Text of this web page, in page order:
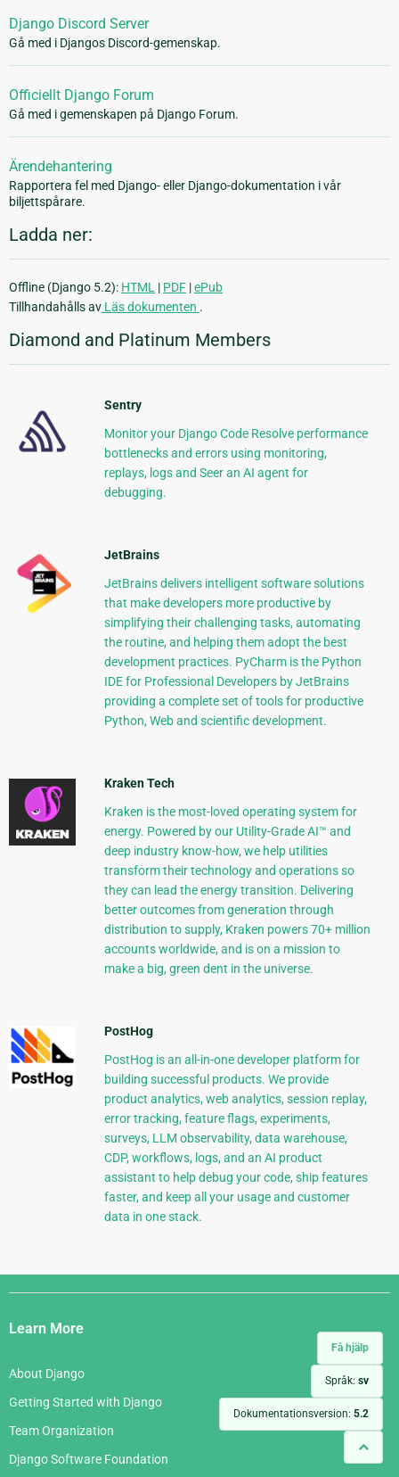
Få hjälp
Språk: sv
Dokumentationsversion: 5.2
Django Discord Server
Gå med i Djangos Discord-gemenskap.
Officiellt Django Forum
Gå med i gemenskapen på Django Forum.
Ärendehantering
Rapportera fel med Django- eller Django-dokumentation i vår
biljettspårare.
Ladda ner:
Offline (Django 5.2): HTML | PDF |ePub
Tillhandahålls av Läs dokumenten .
Diamond and Platinum Members
Sentry
Monitor your Django Code Resolve performance
bottlenecks and errors using monitoring,
replays, logs and Seer an AI agent for
debugging.
JetBrains
JetBrains delivers intelligent software solutions
that make developers more productive by
simplifying their challenging tasks, automating
the routine, and helping them adopt the best
development practices. PyCharm is the Python
IDE for Professional Developers by JetBrains
providing a complete set of tools for productive
Python, Web and scientific development.
Kraken Tech
Kraken is the most-loved operating system for
energy. Powered by our Utility-Grade AI™ and
deep industry know-how, we help utilities
transform their technology and operations so
they can lead the energy transition. Delivering
better outcomes from generation through
distribution to supply, Kraken powers 70+ million
accounts worldwide, and is on a mission to
make a big, green dent in the universe.
PostHog
PostHog is an all-in-one developer platform for
building successful products. We provide
product analytics, web analytics, session replay,
error tracking, feature flags, experiments,
surveys, LLM observability, data warehouse,
CDP, workflows, logs, and an AI product
assistant to help debug your code, ship features
faster, and keep all your usage and customer
data in one stack.
Django
Links
Learn More
About Django
Getting Started with Django
Team Organization
Django Software Foundation